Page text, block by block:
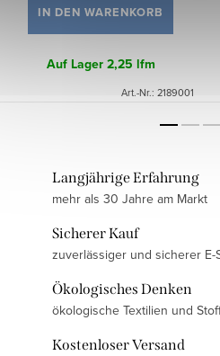
IN DEN WARENKORB
Auf Lager 2,25 lfm
Art.-Nr.: 2189001
Langjährige Erfahrung
mehr als 30 Jahre am Markt
Sicherer Kauf
zuverlässiger und sicherer E-
Ökologisches Denken
ökologische Textilien und
Kostenloser Versand